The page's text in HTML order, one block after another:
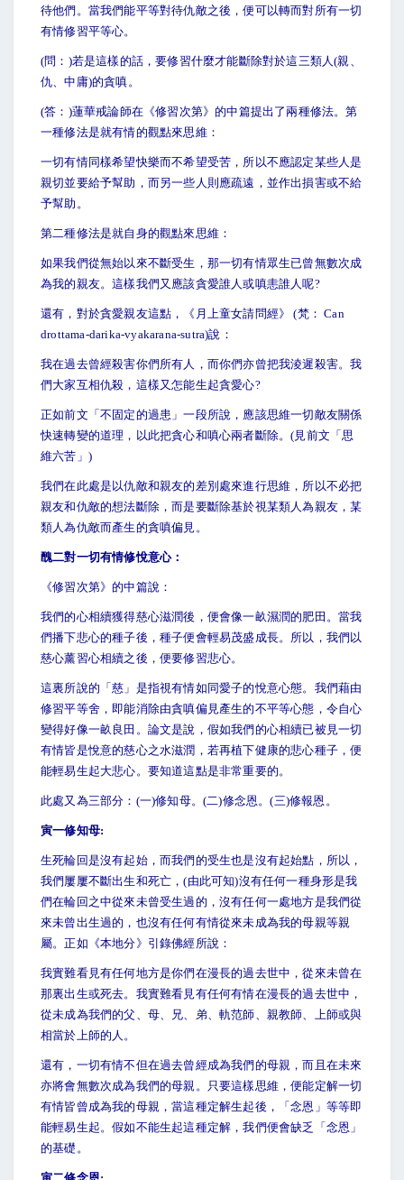
待他們。當我們能平等對待仇敵之後，便可以轉而對所有一切
有情修習平等心。
(問：)若是這樣的話，要修習什麼才能斷除對於這三類人(親、
仇、中庸)的貪嗔。
(答：)蓮華戒論師在《修習次第》的中篇提出了兩種修法。第
一種修法是就有情的觀點來思維：
一切有情同樣希望快樂而不希望受苦，所以不應認定某些人是
親切並要給予幫助，而另一些人則應疏遠，並作出損害或不給
予幫助。
第二種修法是就自身的觀點來思維：
如果我們從無始以來不斷受生，那一切有情眾生已曾無數次成
為我的親友。這樣我們又應該貪愛誰人或嗔恚誰人呢?
還有，對於貪愛親友這點，《月上童女請問經》 (梵： Can
drottama-darika-vyakarana-sutra)說：
我在過去曾經殺害你們所有人，而你們亦曾把我淩遲殺害。我
們大家互相仇殺，這樣又怎能生起貪愛心?
正如前文「不固定的過患」一段所說，應該思維一切敵友關係
快速轉變的道理，以此把貪心和嗔心兩者斷除。(見前文「思
維六苦」)
我們在此處是以仇敵和親友的差別處來進行思維，所以不必把
親友和仇敵的想法斷除，而是要斷除基於視某類人為親友，某
類人為仇敵而產生的貪嗔偏見。
醜二對一切有情修悅意心：
《修習次第》的中篇說：
我們的心相續獲得慈心滋潤後，便會像一畝濕潤的肥田。當我
們播下悲心的種子後，種子便會輕易茂盛成長。所以，我們以
慈心薰習心相續之後，便要修習悲心。
這裏所說的「慈」是指視有情如同愛子的悅意心態。我們藉由
修習平等舍，即能消除由貪嗔偏見產生的不平等心態，令自心
變得好像一畝良田。論文是說，假如我們的心相續已被見一切
有情皆是悅意的慈心之水滋潤，若再植下健康的悲心種子，便
能輕易生起大悲心。要知道這點是非常重要的。
此處又為三部分：(一)修知母。(二)修念恩。(三)修報恩。
寅一修知母:
生死輪回是沒有起始，而我們的受生也是沒有起始點，所以，
我們屢屢不斷出生和死亡，(由此可知)沒有任何一種身形是我
們在輪回之中從來未曾受生過的，沒有任何一處地方是我們從
來未曾出生過的，也沒有任何有情從來未成為我的母親等親
屬。正如《本地分》引錄佛經所說：
我實難看見有任何地方是你們在漫長的過去世中，從來未曾在
那裏出生或死去。我實難看見有任何有情在漫長的過去世中，
從未成為我們的父、母、兄、弟、軌范師、親教師、上師或與
相當於上師的人。
還有，一切有情不但在過去曾經成為我們的母親，而且在未來
亦將會無數次成為我們的母親。只要這樣思維，便能定解一切
有情皆曾成為我的母親，當這種定解生起後，「念恩」等等即
能輕易生起。假如不能生起這種定解，我們便會缺乏「念恩」
的基礎。